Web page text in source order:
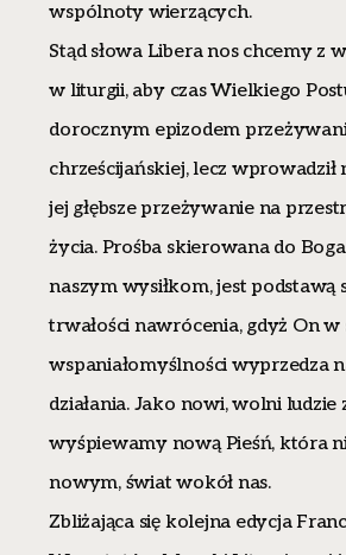
wspólnoty wierzących.
Stąd słowa Libera nos chcemy z
w liturgii, aby czas Wielkiego
dorocznym epizodem
chrześcijańskiej, lecz wprowadził
jej głębsze przeżywanie na
życia. Prośba skierowana do
naszym wysiłkom, jest podstawą
trwałości nawrócenia, gdyż On w
wspaniałomyślności wyprzedza
działania. Jako nowi, wolni ludzie
wyśpiewamy nową Pieśń, która
nowym, świat wokół nas.
Zbliżająca się kolejna edycja